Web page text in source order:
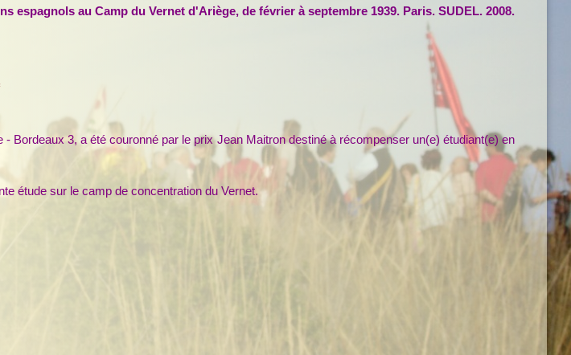
espagnols au Camp du Vernet d'Ariège, de février à septembre 1939. Paris. SUDEL. 2008.
3, a été couronné par le prix Jean Maitron destiné à récompenser un(e) étudiant(e) en
sur le camp de concentration du Vernet.